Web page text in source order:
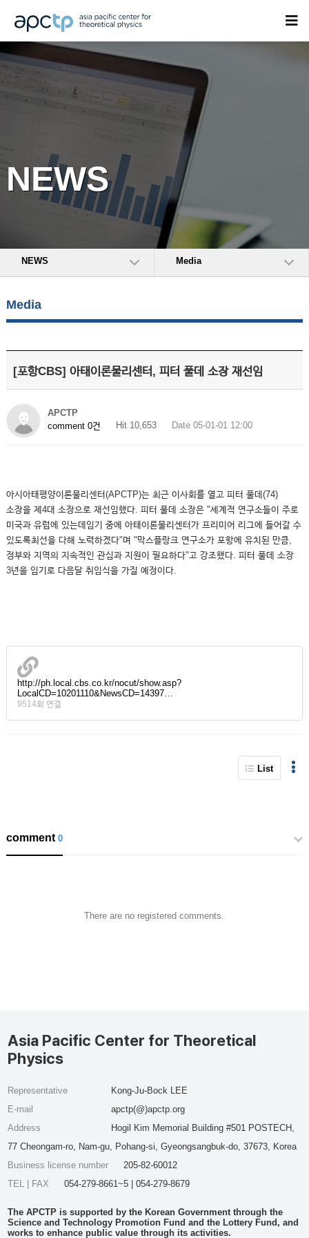
NEWS
NEWS Media
Media
[포항CBS] 아태이론물리센터, 피터 풀데 소장 재선임
APCTP
comment 0건
Hit 10,653 Date 05-01-01 12:00
아시아태평양이론물리센터(APCTP)는 최근 이사회를 열고 피터 풀데(74)
소장을 제4대 소장으로 재선임했다. 피터 풀데 소장은 "세계적 연구소들이 주로
미국과 유럽에 있는데임기 중에 아태이론물리센터가 프리미어 리그에 들어갈 수
있도록최선을 다해 노력하겠다"며 "막스플랑크 연구소가 포항에 유치된 만큼,
정부와 지역의 지속적인 관심과 지원이 필요하다"고 강조했다. 피터 풀데 소장
3년을 임기로 다음달 취임식을 가질 예정이다.
http://ph.local.cbs.co.kr/nocut/show.asp?
LocalCD=10201110&NewsCD=14397…
9514회 연결
List
comment0
There are no registered comments.
Asia Pacific Center for Theoretical
Physics
Representative
Kong-Ju-Bock LEE
E-mail
apctp(@)apctp.org
Address
Hogil Kim Memorial Building #501 POSTECH,
77 Cheongam-ro, Nam-gu, Pohang-si, Gyeongsangbuk-do, 37673, Korea
Business license number
205-82-60012
TEL | FAX
054-279-8661~5 | 054-279-8679
The APCTP is supported by the Korean Government through the
Science and Technology Promotion Fund and the Lottery Fund, and
works to enhance public value through its activities.